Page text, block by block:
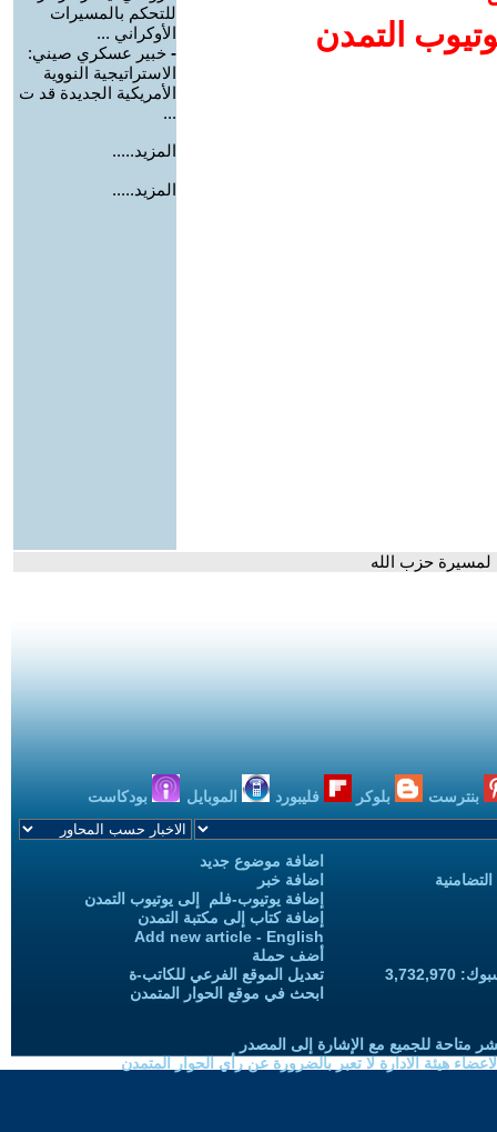
التمدن
للتحكم بالمسيرات
الأوكراني ...
- خبير عسكري صيني:
الاستراتيجية النووية
الأمريكية الجديدة قد ت
...
المزيد.....
المزيد.....
بنترست بلوكر فليبورد الموبايل بودكاست
اضافة موضوع جديد
اضافة خبر
إضافة يوتيوب-فلم إلى يوتيوب التمدن
إضافة كتاب إلى مكتبة التمدن
Add new article - English
أضف حملة
تعديل الموقع الفرعي للكاتب-ة
ابحث في موقع الحوار المتمدن
متاحة للجميع مع الإشارة إلى المصدر
هيئة الادارة لا تعبر بالضرورة عن رأي الحوار المتمدن